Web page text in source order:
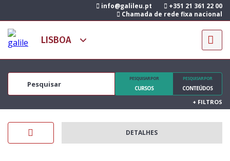
info@galileu.pt
+351 21 361 22 00
Chamada de rede fixa nacional
PESQUISAR POR
CURSOS
PESQUISAR POR
CONTEÚDOS
+ FILTROS
DETALHES